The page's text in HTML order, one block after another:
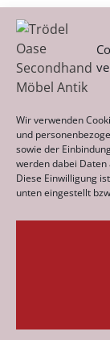
Wir verwenden
und
sowie der
werden dabei
Diese Einwilligung
unten eingestellt
Archiv
© 2026